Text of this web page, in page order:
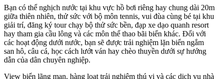
Bạn có thể nghịch nước tại khu vực hồ bơi riêng hay chung dài 20m
giữa thiên nhiên, thử sức với bộ môn tennis, vui đùa cùng bé tại khu
giải trí, đăng ký tour chạy bộ thử sức bền, đạp xe dạo quanh resort
hay tham gia cầu lông và các môn thể thao bãi biển khác. Đối với
các hoạt động dưới nước, bạn sẽ được trải nghiệm lặn biển ngắm
san hô, câu cá, học cách lướt ván hay chèo thuyền dưới sự hướng
dẫn của dân chuyên nghiệp.
View biển lãng mạn, hàng loạt trải nghiệm thú vị và các dịch vụ nhà